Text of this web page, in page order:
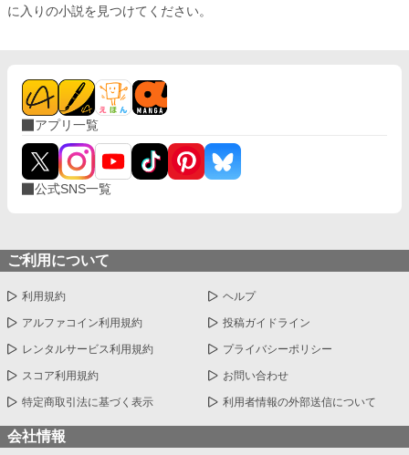
に入りの小説を見つけてください。
アプリ一覧
公式SNS一覧
ご利用について
利用規約 ヘルプ
アルファコイン利用規約 投稿ガイドライン
レンタルサービス利用規約 プライバシーポリシー
スコア利用規約 お問い合わせ
特定商取引法に基づく表示 利用者情報の外部送信について
会社情報